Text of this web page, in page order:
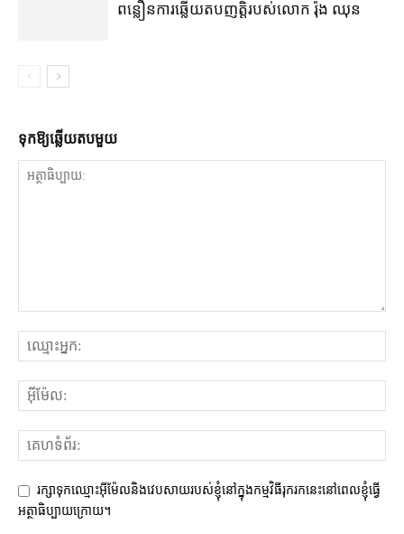
ពន្លឿន​ការ​ឆ្លើយតប​ញត្តិ​របស់​លោក រ៉ុង ឈុន
ទុក​ឱ្យ​ឆ្លើយ​តប​មួយ
រក្សាទុកឈ្មោះអ៊ីម៉ែលនិងវេបសាយរបស់ខ្ញុំនៅក្នុងកម្មវិធីរុករកនេះនៅពេលខ្ញុំធ្វើ
អត្ថាធិប្បាយក្រោយ។